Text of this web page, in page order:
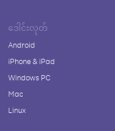
ဒေါင်းလုတ်
Android
iPhone & iPad
Windows PC
Mac
Linux